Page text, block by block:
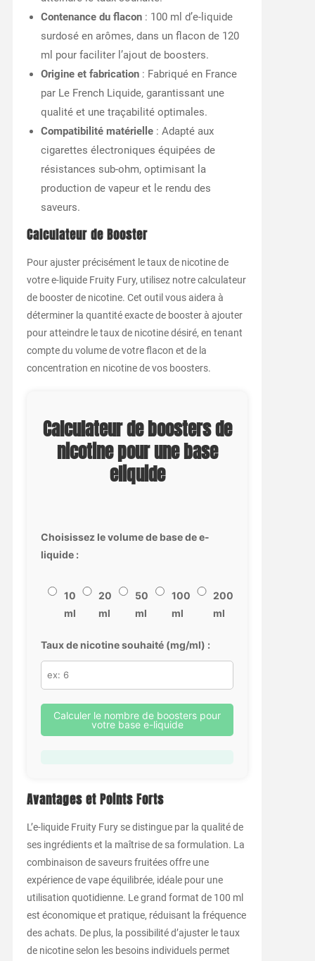
Contenance du flacon: 100 ml d’e-liquide
surdosé en arômes, dans un flacon de 120
ml pour faciliter l’ajout de boosters.
Origine et fabrication: Fabriqué en France
par Le French Liquide, garantissant une
qualité et une traçabilité optimales.
Compatibilité matérielle: Adapté aux
cigarettes électroniques équipées de
résistances sub-ohm, optimisant la
production de vapeur et le rendu des
saveurs.
Calculateur de Booster
Pour ajuster précisément le taux de nicotine de
votre e-liquide Fruity Fury, utilisez notre calculateur
de booster de nicotine. Cet outil vous aidera à
déterminer la quantité exacte de booster à ajouter
pour atteindre le taux de nicotine désiré, en tenant
compte du volume de votre flacon et de la
concentration en nicotine de vos boosters.
Calculateur de boosters de
nicotine pour une base
eliquide
Choisissez le volume de base de e-
liquide :
10
ml
20
ml
50
ml
100
ml
200
ml
Taux de nicotine souhaité (mg/ml) :
Calculer le nombre de boosters pour
votre base e-liquide
Avantages et Points Forts
L’e-liquide Fruity Fury se distingue par la qualité de
ses ingrédients et la maîtrise de sa formulation. La
combinaison de saveurs fruitées offre une
expérience de vape équilibrée, idéale pour une
utilisation quotidienne. Le grand format de 100 ml
est économique et pratique, réduisant la fréquence
des achats. De plus, la possibilité d’ajuster le taux
de nicotine selon les besoins individuels permet